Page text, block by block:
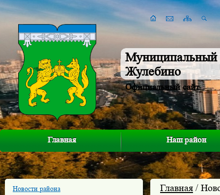
Муниципальный
Жулебино
Официальный сайт
Главная Наш район
Новости района
Главная /